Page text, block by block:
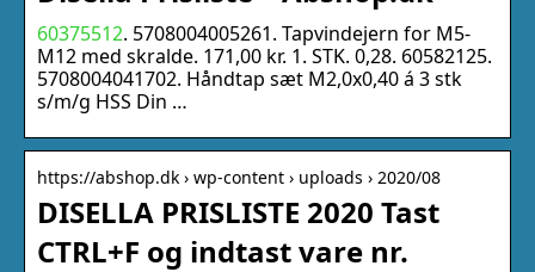
60375512. 5708004005261. Tapvindejern for M5-
M12 med skralde. 171,00 kr. 1. STK. 0,28. 60582125.
5708004041702. Håndtap sæt M2,0x0,40 á 3 stk
s/m/g HSS Din …
https://abshop.dk › wp-content › uploads › 2020/08
DISELLA PRISLISTE 2020 Tast
CTRL+F og indtast vare nr.